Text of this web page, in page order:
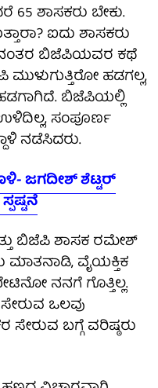
ಶಾಸಕರು ಬೇಕು.
ಐದು ಶಾಸಕರು
ಬಿಜೆಪಿಯವರ ಕಥೆ
ಹಡಗಲ್ಲ,
ಬಿಜೆಪಿಯಲ್ಲಿ
ಸಂಪೂರ್ಣ
ನಡೆಸಿದರು.
ಜಗದೀಶ್ ಶೆಟ್ಟರ್
ಬಿಜೆಪಿ ಶಾಸಕ ರಮೇಶ್
ಮಾತನಾಡಿ, ವೈಯಕ್ತಿಕ
ನನಗೆ ಗೊತ್ತಿಲ್ಲ.
ಒಲವು
ಬಗ್ಗೆ ವರಿಷ್ಠರು